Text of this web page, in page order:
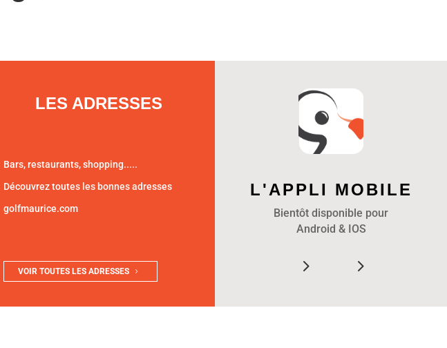
LES ADRESSES
Bars, restaurants, shopping.....
Découvrez toutes les bonnes adresses
golfmaurice.com
VOIR TOUTES LES ADRESSES
L'APPLI MOBILE
Bientôt disponible pour
Android & IOS